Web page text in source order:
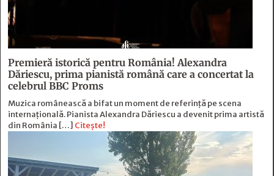
Premieră istorică pentru România! Alexandra
Dăriescu, prima pianistă română care a concertat la
celebrul BBC Proms
Muzica românească a bifat un moment de referință pe scena
internațională. Pianista Alexandra Dăriescu a devenit prima artistă
din România […] Citește!